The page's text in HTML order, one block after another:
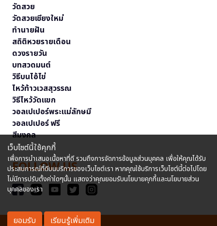
วัดสวย
วัดสวยเชียงใหม่
ทำนายฝัน
สถิติหวยรายเดือน
ดวงรายวัน
บทสวดมนต์
วิธีบนไอ้ไข่
ไหว้ท้าวเวสสุวรรณ
วิธีไหว้วัดแขก
วอลเปเปอร์พระแม่ลักษมี
วอลเปเปอร์ ฟรี
สีมงคล
FOLLOW US
เว็บไซต์นี้ใช้คุกกี้
เพื่อการนำเสนอเนื้อหาที่ดี รวมถึงการจัดการข้อมูลส่วนบุคคล เพื่อให้คุณได้รับ
ประสบการณ์ที่ดีบนบริการของเว็บไซต์เรา หากคุณใช้บริการเว็บไซต์นี้ต่อไปโดย
ไม่มีการปรับตั้งค่าใดๆนั้น แสดงว่าคุณยอมรับนโยบายคุกกี้และนโยบายส่วน
บุคคลของเรา
ยอมรับ เรียนรู้เพิ่มเติม